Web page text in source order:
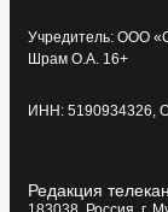
Учредитель: ООО
Шрам О.А. 16+
ИНН: 5190934326,
Редакция